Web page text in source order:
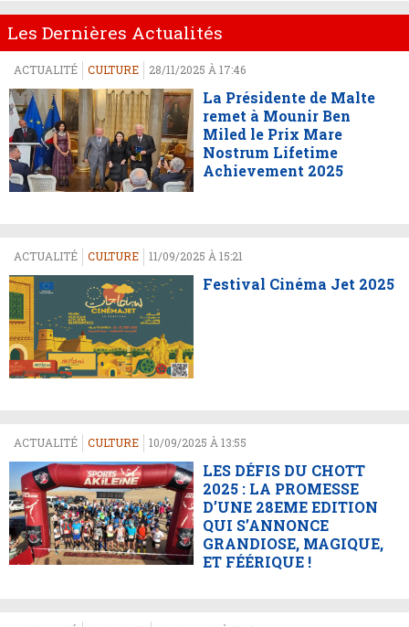
Les Dernières Actualités
ACTUALITÉ CULTURE 28/11/2025 À 17:46
La Présidente de Malte
remet à Mounir Ben
Miled le Prix Mare
Nostrum Lifetime
Achievement 2025
ACTUALITÉ CULTURE 11/09/2025 À 15:21
Festival Cinéma Jet 2025
ACTUALITÉ CULTURE 10/09/2025 À 13:55
LES DÉFIS DU CHOTT
2025 : LA PROMESSE
D’UNE 28EME EDITION
QUI S’ANNONCE
GRANDIOSE, MAGIQUE,
ET FÉÉRIQUE !